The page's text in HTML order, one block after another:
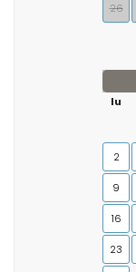
26
lu
2
9
16
23